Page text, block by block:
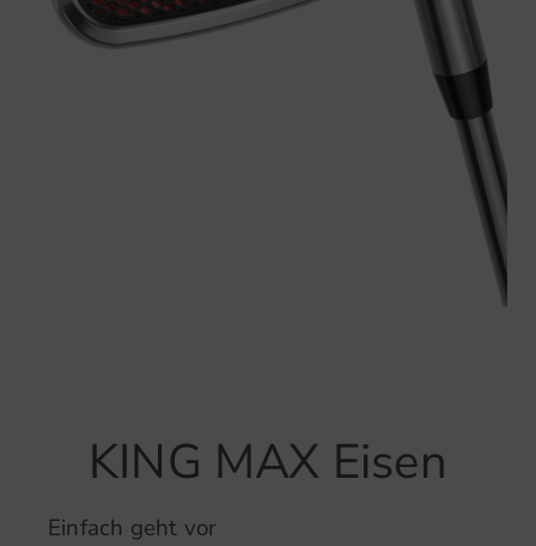
KING MAX Eisen
Einfach geht vor